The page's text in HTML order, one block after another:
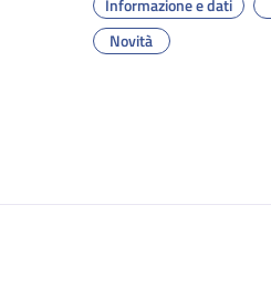
Informazione e dati
Novità